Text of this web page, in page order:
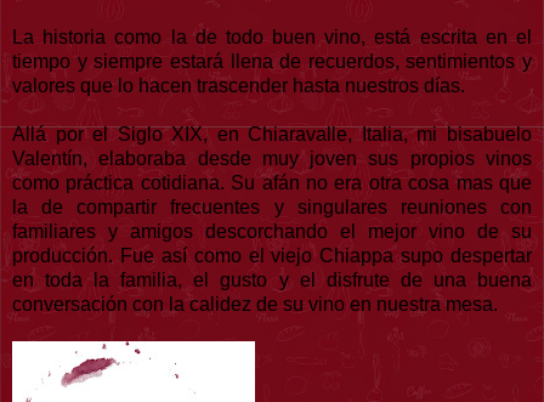
La historia como la de todo buen vino, está escrita en el
tiempo y siempre estará llena de recuerdos, sentimientos y
valores que lo hacen trascender hasta nuestros días.
Allá por el Siglo XIX, en Chiaravalle, Italia, mi bisabuelo
Valentín, elaboraba desde muy joven sus propios vinos
como práctica cotidiana. Su afán no era otra cosa mas que
la de compartir frecuentes y singulares reuniones con
familiares y amigos descorchando el mejor vino de su
producción. Fue así como el viejo Chiappa supo despertar
en toda la familia, el gusto y el disfrute de una buena
conversación con la calidez de su vino en nuestra mesa.